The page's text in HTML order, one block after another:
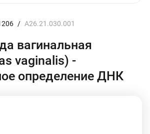
/ A26.21.030.001
вагинальная
vaginalis) -
определение ДНК